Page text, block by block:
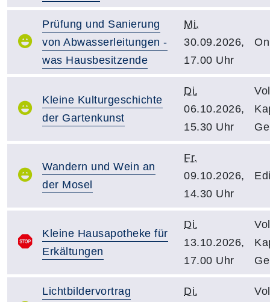
Prüfung und Sanierung
von Abwasserleitungen -
was Hausbesitzende
Mi.
30.09.2026,
17.00 Uhr
Kleine Kulturgeschichte
der Gartenkunst
Di.
06.10.2026,
15.30 Uhr
Wandern und Wein an
der Mosel
Fr.
09.10.2026,
14.30 Uhr
Kleine Hausapotheke für
Erkältungen
Di.
13.10.2026,
17.00 Uhr
Lichtbildervortrag
Di.